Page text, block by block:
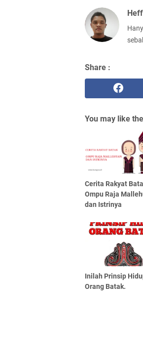
Share :
You may like
Cerita Rakyat
Ompu Raja
dan Istrinya
Inilah Prinsip
Orang Batak.